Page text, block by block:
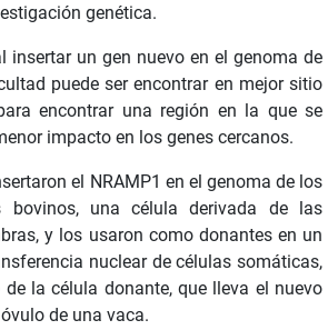
genética.
insertar un gen nuevo en el genoma de
puede ser encontrar en mejor sitio
encontrar una región en la que se
impacto en los genes cercanos.
el NRAMP1 en el genoma de los
bovinos, una célula derivada de las
y los usaron como donantes en un
nuclear de células somáticas,
la célula donante, que lleva el nuevo
de una vaca.